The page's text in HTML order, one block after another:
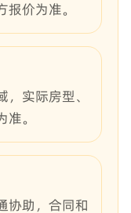
价为准。
实际房型、
。
协助，合同和